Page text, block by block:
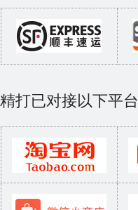
精打已对接以下平台